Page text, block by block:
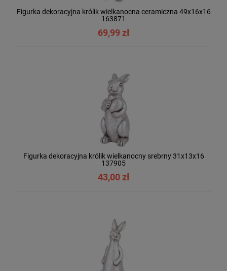
Figurka dekoracyjna królik wielkanocna ceramiczna 49x16x16
163871
69,99 zł
Figurka dekoracyjna królik wielkanocny srebrny 31x13x16
137905
43,00 zł